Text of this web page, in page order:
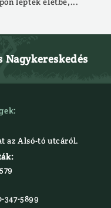
Nagykereskedés
az Alsó-tó utcáról.
347-5899